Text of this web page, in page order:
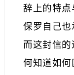
辞上的特点
保罗自己也
而这封信
何知道如何